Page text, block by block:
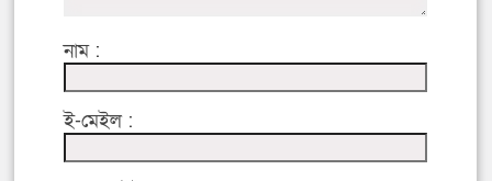
নাম :
ই-মেইল :